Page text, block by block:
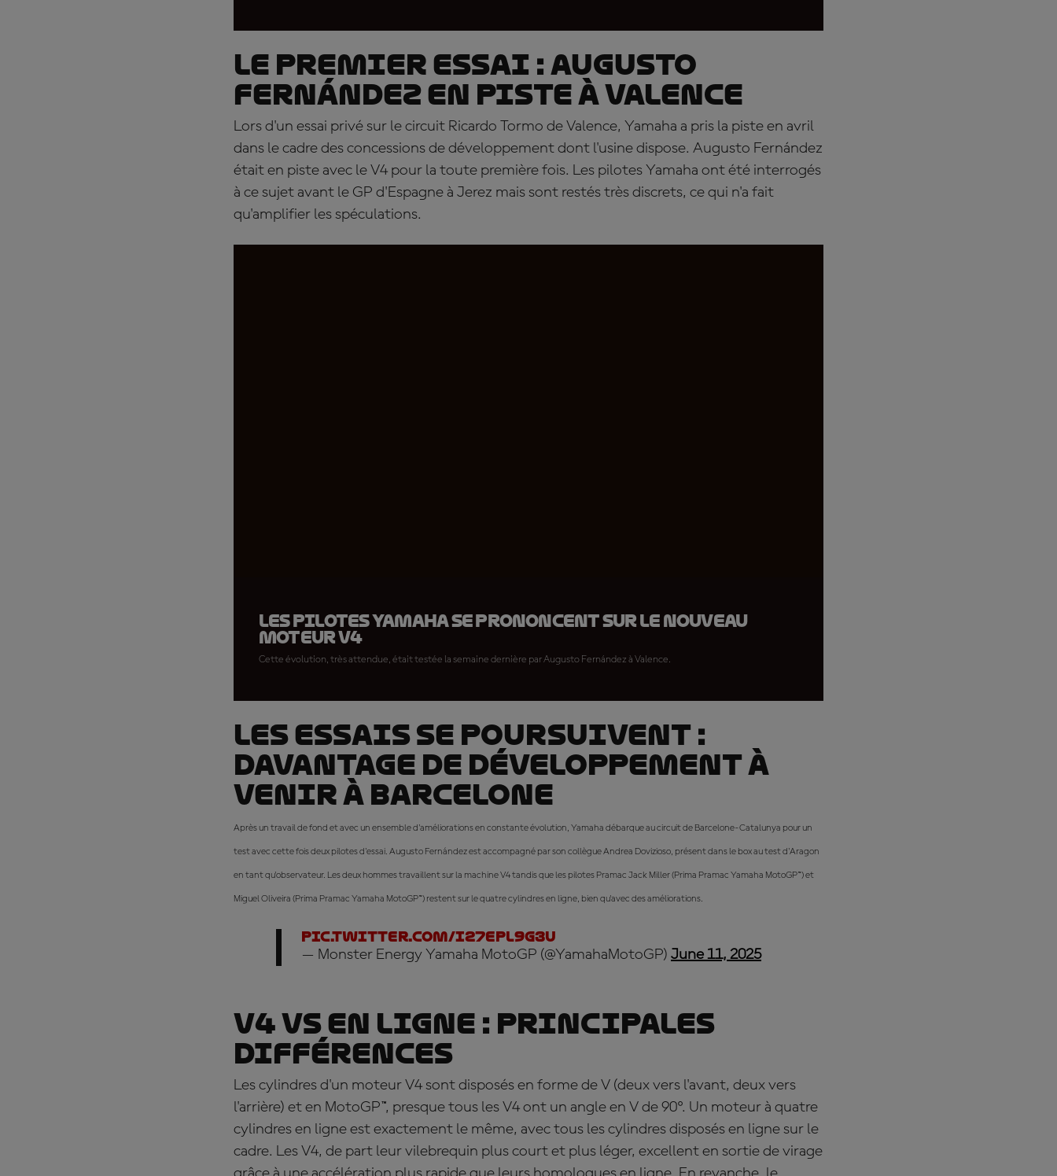
Le premier essai : Augusto
Fernández en piste à Valence
Lors d'un essai privé sur le circuit Ricardo Tormo de Valence, Yamaha a pris la piste en avril
dans le cadre des concessions de développement dont l'usine dispose. Augusto Fernández
était en piste avec le V4 pour la toute première fois. Les pilotes Yamaha ont été interrogés
à ce sujet avant le GP d'Espagne à Jerez mais sont restés très discrets, ce qui n'a fait
qu'amplifier les spéculations.
Les pilotes Yamaha se prononcent sur le nouveau
moteur V4
Cette évolution, très attendue, était testée la semaine dernière par Augusto Fernández à Valence.
Les essais se poursuivent :
davantage de développement à
venir à Barcelone
Après un travail de fond et avec un ensemble d'améliorations en constante évolution, Yamaha débarque au circuit de Barcelone-Catalunya pour un
test avec cette fois deux pilotes d'essai. Augusto Fernández est accompagné par son collègue Andrea Dovizioso, présent dans le box au test d'Aragon
en tant qu'observateur. Les deux hommes travaillent sur la machine V4 tandis que les pilotes Pramac Jack Miller (Prima Pramac Yamaha MotoGP™) et
Miguel Oliveira (Prima Pramac Yamaha MotoGP™) restent sur le quatre cylindres en ligne, bien qu'avec des améliorations.
pic.twitter.com/I27epl9G3U
— Monster Energy Yamaha MotoGP (@YamahaMotoGP) June 11, 2025
V4 vs en ligne : principales
différences
Les cylindres d'un moteur V4 sont disposés en forme de V (deux vers l'avant, deux vers
l'arrière) et en MotoGP™, presque tous les V4 ont un angle en V de 90º. Un moteur à quatre
cylindres en ligne est exactement le même, avec tous les cylindres disposés en ligne sur le
cadre. Les V4, de part leur vilebrequin plus court et plus léger, excellent en sortie de virage